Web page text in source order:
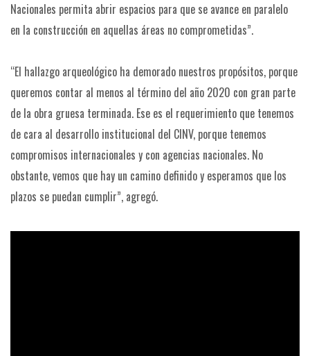
Nacionales permita abrir espacios para que se avance en paralelo
en la construcción en aquellas áreas no comprometidas”.
“El hallazgo arqueológico ha demorado nuestros propósitos, porque
queremos contar al menos al término del año 2020 con gran parte
de la obra gruesa terminada. Ese es el requerimiento que tenemos
de cara al desarrollo institucional del CINV, porque tenemos
compromisos internacionales y con agencias nacionales. No
obstante, vemos que hay un camino definido y esperamos que los
plazos se puedan cumplir”, agregó.